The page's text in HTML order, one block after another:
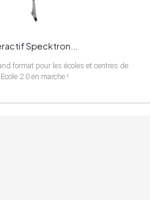
Specktron...
format pour les écoles et centres de
2.0 en marche !